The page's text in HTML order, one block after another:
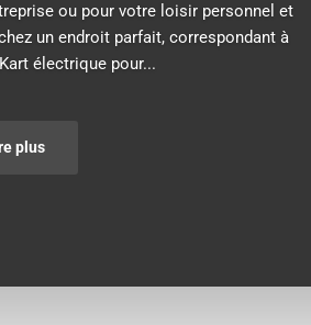
ou pour votre loisir personnel et
un endroit parfait, correspondant à
électrique pour...
plus